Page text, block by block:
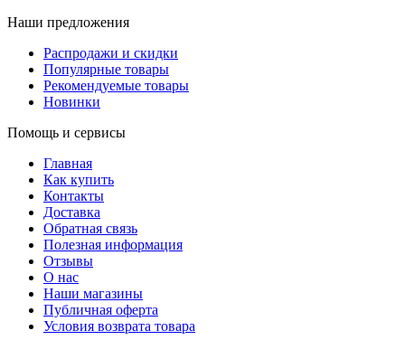
Наши предложения
Распродажи и скидки
Популярные товары
Рекомендуемые товары
Новинки
Помощь и сервисы
Главная
Как купить
Контакты
Доставка
Обратная связь
Полезная информация
Отзывы
О нас
Наши магазины
Публичная оферта
Условия возврата товара